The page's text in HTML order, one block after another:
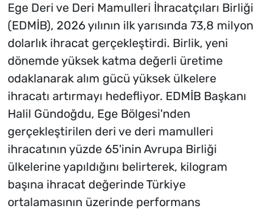
Ege Deri ve Deri Mamulleri İhracatçıları Birliği
(EDMİB), 2026 yılının ilk yarısında 73,8 milyon
dolarlık ihracat gerçekleştirdi. Birlik, yeni
dönemde yüksek katma değerli üretime
odaklanarak alım gücü yüksek ülkelere
ihracatı artırmayı hedefliyor. EDMİB Başkanı
Halil Gündoğdu, Ege Bölgesi'nden
gerçekleştirilen deri ve deri mamulleri
ihracatının yüzde 65'inin Avrupa Birliği
ülkelerine yapıldığını belirterek, kilogram
başına ihracat değerinde Türkiye
ortalamasının üzerinde performans